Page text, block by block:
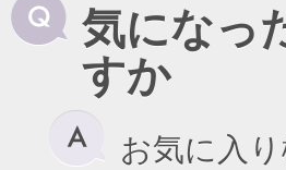
気になっ
すか
お気に入